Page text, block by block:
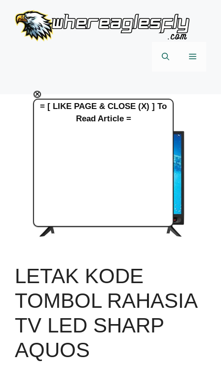
content
Menu
LETAK KODE
TOMBOL RAHASIA
TV LED SHARP
AQUOS
×
= [ LIKE PAGE & CLOSE (X) ] To
Read Article =